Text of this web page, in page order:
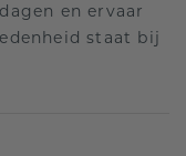
en ervaar
staat bij